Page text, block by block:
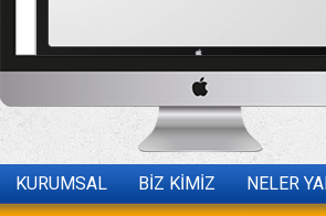
KURUMSAL BİZ KİMİZ NELER